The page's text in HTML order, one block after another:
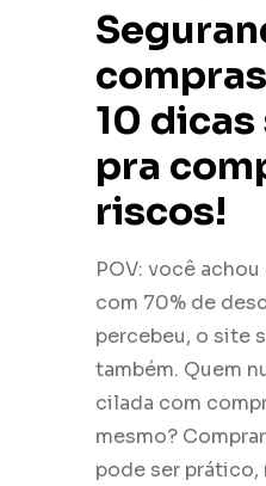
10
pra
riscos!
POV: você
com 70% de
percebeu, o site
também. Quem
cilada com
mesmo?
pode ser prático,